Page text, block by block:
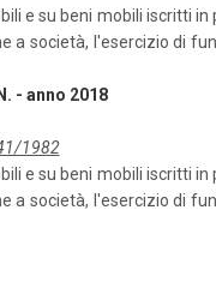
e su beni mobili iscritti in
a società, l'esercizio di
- anno 2018
1982
e su beni mobili iscritti in
a società, l'esercizio di